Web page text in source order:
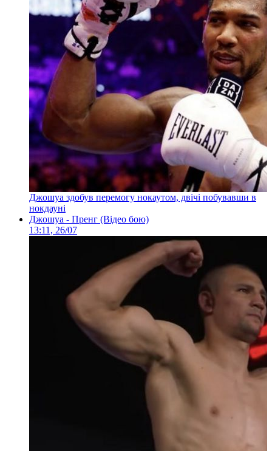
Джошуа здобув перемогу нокаутом, двічі побувавши в
нокдауні
Джошуа - Пренг (Відео бою)
13:11, 26/07